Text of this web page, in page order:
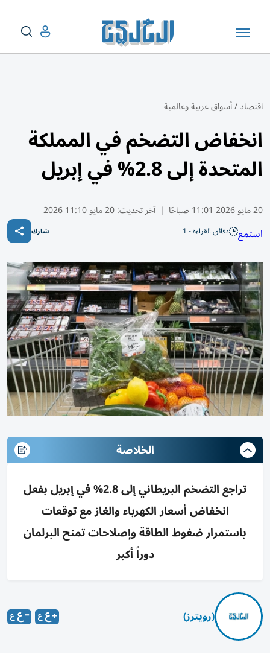
اقتصاد/أسواق عربية وعالمية
انخفاض التضخم في المملكة
المتحدة إلى 2.8% في إبريل
20 مايو 2026 11:01 صباحًا | آخر تحديث:20 مايو 11:10 2026
استمع دقائق القراءة - 1 شارك
الخلاصة
تراجع التضخم البريطاني إلى 2.8% في إبريل بفعل
انخفاض أسعار الكهرباء والغاز مع توقعات
باستمرار ضغوط الطاقة وإصلاحات تمنح البرلمان
دوراً أكبر
(رويترز)